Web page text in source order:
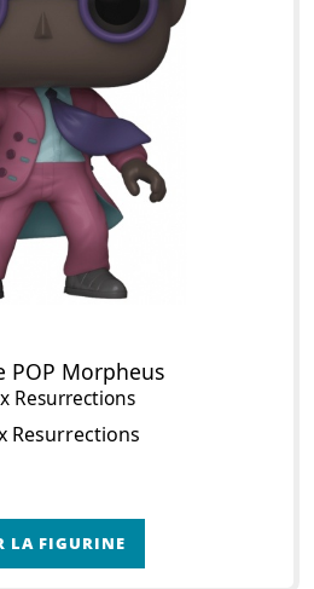
POP Morpheus
Resurrections
Resurrections
LA FIGURINE